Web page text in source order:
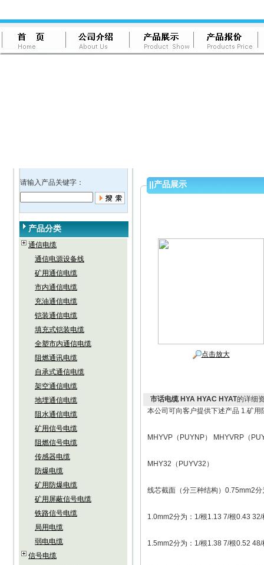
请输入产品关键字：
产品分类
通信电缆
通信电源设备线
矿用通信电缆
市内通信电缆
充油通信电缆
铠装通信电缆
填充式铠装电缆
全塑市内通信电缆
阻燃通讯电缆
自承式通信电缆
架空通信电缆
地埋通信电缆
阻水通信电缆
矿用信号电缆
阻燃信号电缆
传感器电缆
防爆电缆
矿用防爆电缆
矿用屏蔽信号电缆
铁路信号电缆
局用电缆
弱电电缆
信号电缆
||产品展示
点击放大
市话电缆 HYA HYAC HYAT的详细
本公司可向客户提供下述产品 1.矿
MHYVP（PUYNP） MHYVRP（
MHY32（PUYV32）
线芯截面（分三种结构）0.75mm2
1.0mm2分为：1/根1.13 7/根0.43
1.5mm2分为：1/根1.38 7/根0.52